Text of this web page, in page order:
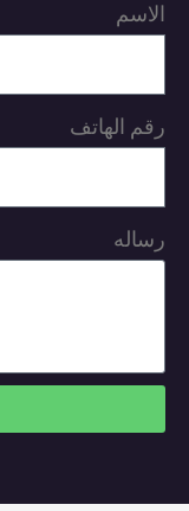
الاسم
رقم الهاتف
رساله